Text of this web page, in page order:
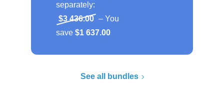
separately:
$3 436.00 – You
save $1 637.00
See all bundles